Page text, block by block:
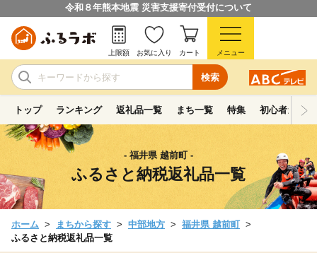
令和８年熊本地震 災害支援寄付受付について
検索
上限額 お気に入り カート メニュー
トップ ランキング 返礼品一覧 まち一覧 特集 初心者ガイド
- 福井県 越前町 -
ふるさと納税返礼品一覧
ホーム まちから探す 中部地方
福井県 越前町
ふるさと納税返礼品一覧